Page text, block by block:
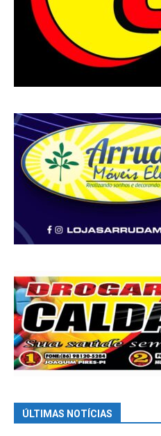
ÚLTIMAS NOTÍCIAS